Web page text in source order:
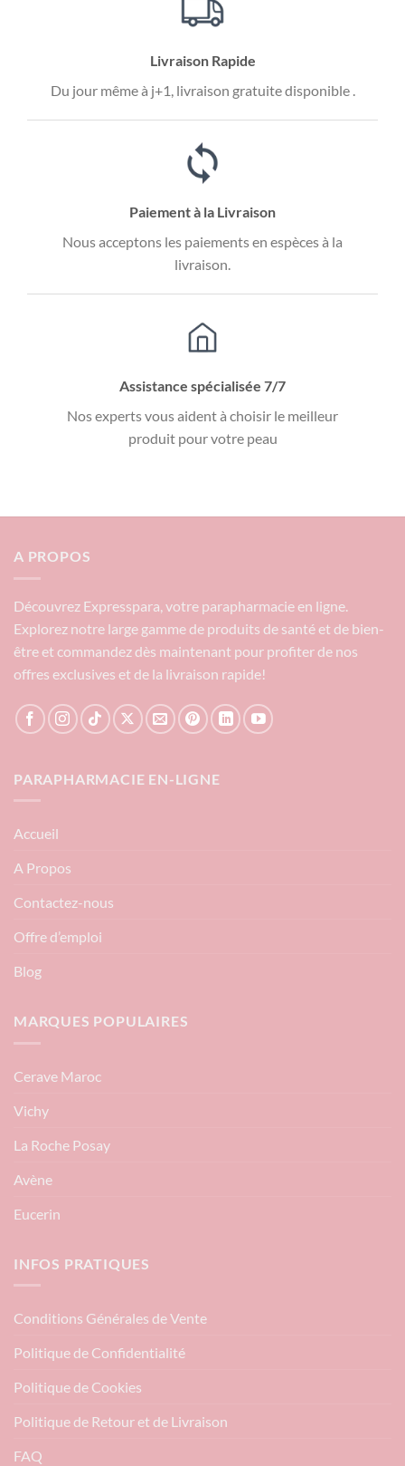
Livraison Rapide
Du jour même à j+1, livraison gratuite disponible .
Paiement à la Livraison
Nous acceptons les paiements en espèces à la
livraison.
Assistance spécialisée 7/7
Nos experts vous aident à choisir le meilleur
produit pour votre peau
A PROPOS
Découvrez Expresspara, votre parapharmacie en ligne.
Explorez notre large gamme de produits de santé et de bien-
être et commandez dès maintenant pour profiter de nos
offres exclusives et de la livraison rapide!
PARAPHARMACIE EN-LIGNE
Accueil
A Propos
Contactez-nous
Offre d’emploi
Blog
MARQUES POPULAIRES
Cerave Maroc
Vichy
La Roche Posay
Avène
Eucerin
INFOS PRATIQUES
Conditions Générales de Vente
Politique de Confidentialité
Politique de Cookies
Politique de Retour et de Livraison
FAQ